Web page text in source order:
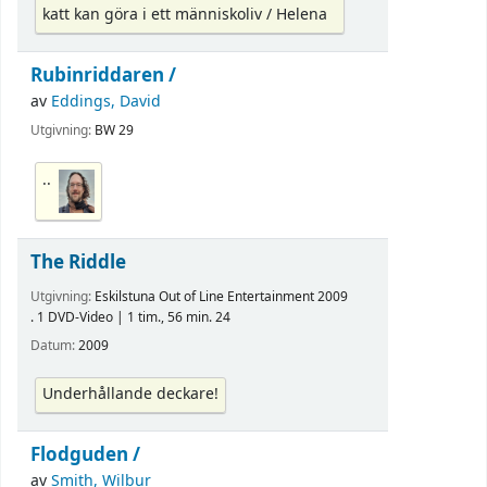
katt kan göra i ett människoliv / Helena
Rubinriddaren /
av Eddings, David
Utgivning: BW 29
..
The Riddle
Utgivning: Eskilstuna Out of Line Entertainment 2009
. 1 DVD-Video | 1 tim., 56 min. 24
Datum:2009
Underhållande deckare!
Flodguden /
avSmith, Wilbur